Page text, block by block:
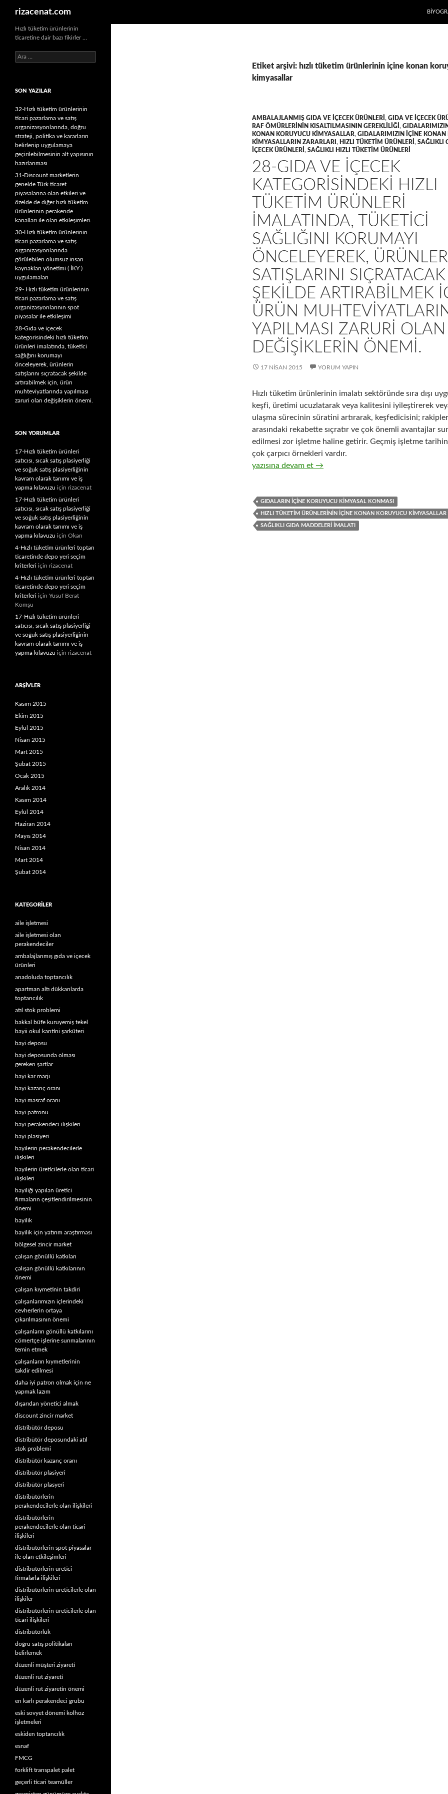
rizacenat.com
Etiket arşivi: hızlı tüketim ürünlerinin içine konan
kimyasallar
AMBALAJLANMIŞ GIDA VE IÇECEK ÜRÜNLERI , GIDA VE IÇECEK
RAF ÖMÜRLERININ KISALTILMASININ GEREKLILIĞI ,
KONAN KORUYUCU KIMYASALLAR, GIDALARIMIZIN IÇINE KONAN
KIMYASALLARIN ZARARLARI , HIZLI TÜKETIM ÜRÜNLERI , SAĞLIKLI
IÇECEK ÜRÜNLERI , SAĞLIKLI HIZLI TÜKETIM ÜRÜNLERI
28-GIDA VE IÇECEK
KATEGORISINDEKI HIZLI
TÜKETIM ÜRÜNLERI
IMALATINDA, TÜKETICI
SAĞLIĞINI KORUMAYI
ÖNCELEYEREK,
SATIŞLARINI SIÇRATACAK
ŞEKILDE ARTIRABILMEK
ÜRÜN
YAPILMASI ZARURI OLAN
DEĞIŞIKLERIN ÖNEMI.
17 NISAN 2015 YORUM YAPIN
Hızlı tüketim ürünlerinin imalatı sektöründe sıra dışı
keşfi, üretimi ucuzlatarak veya kalitesini iyileştirerek
ulaşma sürecinin süratini artırarak, keşfedicisini;
arasındaki rekabette sıçratır ve çok önemli avantajlar
edilmesi zor işletme haline getirir. Geçmiş işletme
çok çarpıcı örnekleri vardır.
28-Gıda ve içecek kategorisindeki hızlı tüketim ürünleri
yazısına devam et →
GIDALARIN IÇINE KORUYUCU KIMYASAL KONMASI
HIZLI TÜKETIM ÜRÜNLERININ IÇINE KONAN KORUYUCU KIMYASALLAR
SAĞLIKLI GIDA MADDELERI IMALATI
Hızlı tüketim ürünlerinin
ticaretine dair bazı fikirler …
A
r
a
SON YAZILAR
32-Hızlı tüketim ürünlerinin
ticari pazarlama ve satış
organizasyonlarında, doğru
strateji, politika ve kararların
belirlenip uygulamaya
geçirilebilmesinin alt yapısının
hazırlanması
31-Discount marketlerin
genelde Türk ticaret
piyasalarına olan etkileri ve
özelde de diğer hızlı tüketim
ürünlerinin perakende
kanalları ile olan etkileşimleri.
30-Hızlı tüketim ürünlerinin
ticari pazarlama ve satış
organizasyonlarında
görülebilen olumsuz insan
kaynakları yönetimi ( İKY )
uygulamaları
29- Hızlı tüketim ürünlerinin
ticari pazarlama ve satış
organizasyonlarının spot
piyasalar ile etkileşimi
28-Gıda ve içecek
kategorisindeki hızlı tüketim
ürünleri imalatında, tüketici
sağlığını korumayı
önceleyerek, ürünlerin
satışlarını sıçratacak şekilde
artırabilmek için, ürün
muhteviyatlarında yapılması
zaruri olan değişiklerin önemi.
SON YORUMLAR
17-Hızlı tüketim ürünleri
satıcısı, sıcak satış plasiyerliği
ve soğuk satış plasiyerliğinin
kavram olarak tanımı ve iş
yapma kılavuzu için rizacenat
17-Hızlı tüketim ürünleri
satıcısı, sıcak satış plasiyerliği
ve soğuk satış plasiyerliğinin
kavram olarak tanımı ve iş
yapma kılavuzu için Okan
4-Hızlı tüketim ürünleri toptan
ticaretinde depo yeri seçim
kriterleri için rizacenat
4-Hızlı tüketim ürünleri toptan
ticaretinde depo yeri seçim
kriterleri için Yusuf Berat
Komşu
17-Hızlı tüketim ürünleri
satıcısı, sıcak satış plasiyerliği
ve soğuk satış plasiyerliğinin
kavram olarak tanımı ve iş
yapma kılavuzu için rizacenat
ARŞIVLER
Kasım 2015
Ekim 2015
Eylül 2015
Nisan 2015
Mart 2015
Şubat 2015
Ocak 2015
Aralık 2014
Kasım 2014
Eylül 2014
Haziran 2014
Mayıs 2014
Nisan 2014
Mart 2014
Şubat 2014
KATEGORILER
aile işletmesi
aile işletmesi olan
perakendeciler
ambalajlanmış gıda ve içecek
ürünleri
anadoluda toptancılık
apartman altı dükkanlarda
toptancılık
atıl stok problemi
bakkal büfe kuruyemiş tekel
bayii okul kantini şarküteri
bayi deposu
bayi deposunda olması
gereken şartlar
bayi kar marjı
bayi kazanç oranı
bayi masraf oranı
bayi patronu
bayi perakendeci ilişkileri
bayi plasiyeri
bayilerin perakendecilerle
ilişkileri
bayilerin üreticilerle olan ticari
ilişkileri
bayiliği yapılan üretici
firmaların çeşitlendirilmesinin
önemi
bayilik
bayilik için yatırım araştırması
bölgesel zincir market
çalışan gönüllü katkıları
çalışan gönüllü katkılarının
önemi
çalışan kıymetinin takdiri
çalışanlarımızın içlerindeki
cevherlerin ortaya
çıkarılmasının önemi
çalışanların gönüllü katkılarını
cömertçe işlerine sunmalarının
temin etmek
çalışanların kıymetlerinin
takdir edilmesi
daha iyi patron olmak için ne
yapmak lazım
dışarıdan yönetici almak
discount zincir market
distribütör deposu
distribütör deposundaki atıl
stok problemi
distribütör kazanç oranı
distribütör plasiyeri
distribütör plasyeri
distribütörlerin
perakendecilerle olan ilişkileri
distribütörlerin
perakendecilerle olan ticari
ilişkileri
distribütörlerin spot piyasalar
ile olan etkileşimleri
distribütörlerin üretici
firmalarla ilişkileri
distribütörlerin üreticilerle olan
ilişkiler
distribütörlerin üreticilerle olan
ticari ilişkileri
distribütörlük
doğru satış politikaları
belirlemek
düzenli müşteri ziyareti
düzenli rut ziyareti
düzenli rut ziyaretin önemi
en karlı perakendeci grubu
eski sovyet dönemi kolhoz
işletmeleri
eskiden toptancılık
esnaf
FMCG
forklift transpalet palet
geçerli ticari teamüller